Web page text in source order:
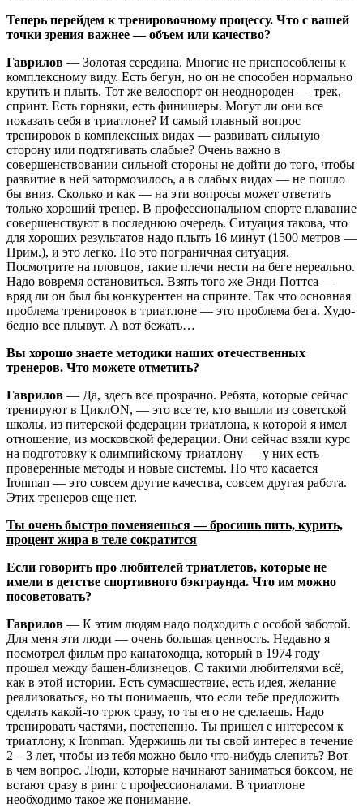
Теперь перейдем к тренировочному процессу. Что с вашей
точки зрения важнее — объем или качество?
Гаврилов — Золотая середина. Многие не приспособлены к
комплексному виду. Есть бегун, но он не способен нормально
крутить и плыть. Тот же велоспорт он неоднороден — трек,
спринт. Есть горняки, есть финишеры. Могут ли они все
показать себя в триатлоне? И самый главный вопрос
тренировок в комплексных видах — развивать сильную
сторону или подтягивать слабые? Очень важно в
совершенствовании сильной стороны не дойти до того, чтобы
развитие в ней затормозилось, а в слабых видах — не пошло
бы вниз. Сколько и как — на эти вопросы может ответить
только хороший тренер. В профессиональном спорте плавание
совершенствуют в последнюю очередь. Ситуация такова, что
для хороших результатов надо плыть 16 минут (1500 метров —
Прим.), и это легко. Но это пограничная ситуация.
Посмотрите на пловцов, такие плечи нести на беге нереально.
Надо вовремя остановиться. Взять того же Энди Поттса —
вряд ли он был бы конкурентен на спринте. Так что основная
проблема тренировок в триатлоне — это проблема бега. Худо-
бедно все плывут. А вот бежать…
Вы хорошо знаете методики наших отечественных
тренеров. Что можете отметить?
Гаврилов — Да, здесь все прозрачно. Ребята, которые сейчас
тренируют в ЦиклON, — это все те, кто вышли из советской
школы, из питерской федерации триатлона, к которой я имел
отношение, из московской федерации. Они сейчас взяли курс
на подготовку к олимпийскому триатлону — у них есть
проверенные методы и новые системы. Но что касается
Ironman — это совсем другие качества, совсем другая работа.
Этих тренеров еще нет.
Ты очень быстро поменяешься — бросишь пить, курить,
процент жира в теле сократится
Если говорить про любителей триатлетов, которые не
имели в детстве спортивного бэкграунда. Что им можно
посоветовать?
Гаврилов — К этим людям надо подходить с особой заботой.
Для меня эти люди — очень большая ценность. Недавно я
посмотрел фильм про канатоходца, который в 1974 году
прошел между башен-близнецов. С такими любителями всё,
как в этой истории. Есть сумасшествие, есть идея, желание
реализоваться, но ты понимаешь, что если тебе предложить
сделать какой-то трюк сразу, то ты его не сделаешь. Надо
тренировать частями, постепенно. Ты пришел с интересом к
триатлону, к Ironman. Удержишь ли ты свой интерес в течение
2 – 3 лет, чтобы из тебя можно было что-нибудь слепить? Вот
в чем вопрос. Люди, которые начинают заниматься боксом, не
встают сразу в ринг с профессионалами. В триатлоне
необходимо такое же понимание.